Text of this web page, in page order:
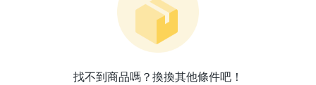
找不到商品嗎？換換其他條件吧！